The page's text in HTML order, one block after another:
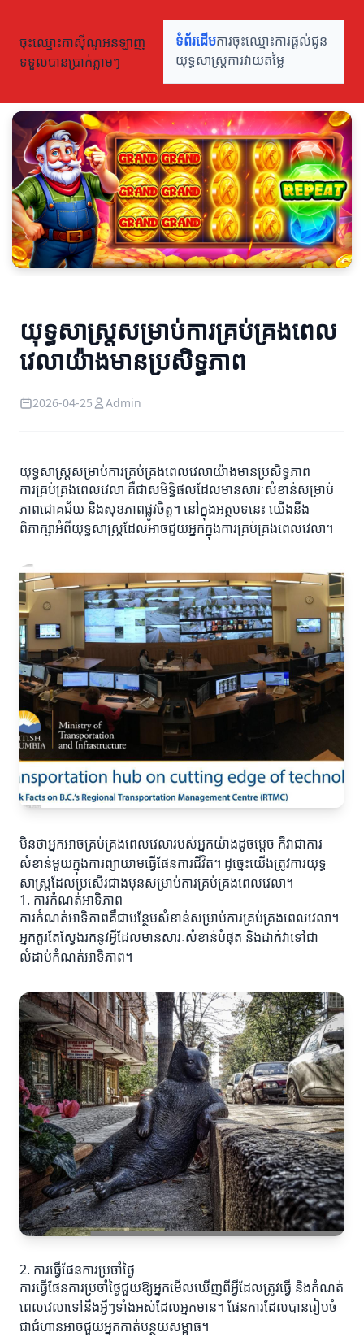
ចុះឈ្មោះកាស៊ីណូអនឡាញ
ទទួលបានប្រាក់ភ្លាមៗ
ទំព័រដើមការចុះឈ្មោះការផ្តល់ជូន
យុទ្ធសាស្ត្រការវាយតម្លៃ
យុទ្ធសាស្ត្រសម្រាប់ការគ្រប់គ្រងពេល
វេលាយ៉ាងមានប្រសិទ្ធភាព
2026-04-25 Admin
យុទ្ធសាស្ត្រសម្រាប់ការគ្រប់គ្រងពេលវេលាយ៉ាងមានប្រសិទ្ធភាព
ការគ្រប់គ្រងពេលវេលា គឺជាសមិទ្ធិផលដែលមានសារៈសំខាន់សម្រាប់
ភាពជោគជ័យ និងសុខភាពផ្លូវចិត្ត។ នៅក្នុងអត្ថបទនេះ យើងនឹង
ពិភាក្សាអំពីយុទ្ធសាស្ត្រដែលអាចជួយអ្នកក្នុងការគ្រប់គ្រងពេលវេលា។
មិនថាអ្នកអាចគ្រប់គ្រងពេលវេលារបស់អ្នកយ៉ាងដូចម្តេច ក៏វាជាការ
សំខាន់មួយក្នុងការព្យាយាមធ្វើផែនការជីវិត។ ដូច្នេះយើងត្រូវការយុទ្ធ
សាស្ត្រដែលប្រសើរជាងមុនសម្រាប់ការគ្រប់គ្រងពេលវេលា។
1. ការកំណត់អាទិភាព
ការកំណត់អាទិភាពគឺជាបន្ថែមសំខាន់សម្រាប់ការគ្រប់គ្រងពេលវេលា។
អ្នកគួរតែស្វែងរកនូវអ្វីដែលមានសារៈសំខាន់បំផុត និងដាក់វាទៅជា
លំដាប់កំណត់អាទិភាព។
2. ការធ្វើផែនការប្រចាំថ្ងៃ
ការធ្វើផែនការប្រចាំថ្ងៃជួយឱ្យអ្នកមើលឃើញពីអ្វីដែលត្រូវធ្វើ និងកំណត់
ពេលវេលាទៅនឹងអ្វីៗទាំងអស់ដែលអ្នកមាន។ ផែនការដែលបានរៀបចំ
ជាជំហានអាចជួយអ្នកកាត់បន្ថយសម្ពាធ។